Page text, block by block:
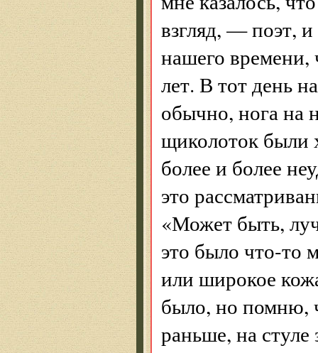
взгляд, — поэт,
нашего времени,
лет. В тот день
обычно, нога на
щиколоток были
более и более
это
«Может быть,
это было что-то
или широкое
было, но помню,
раньше, на стуле